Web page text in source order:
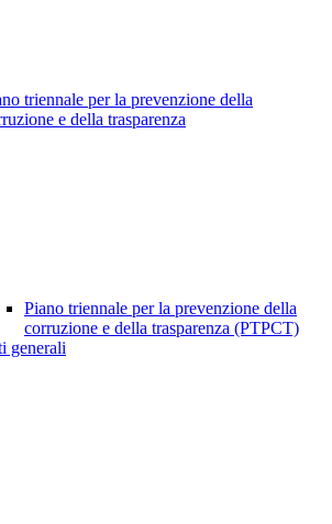
triennale per la prevenzione della
e della trasparenza
Piano triennale per la prevenzione della
corruzione e della trasparenza (PTPCT)
generali